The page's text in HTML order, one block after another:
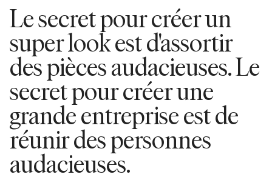
Le secret pour créer un
super look est d'assortir
des pièces audacieuses. Le
secret pour créer une
grande entreprise est de
réunir des personnes
audacieuses.